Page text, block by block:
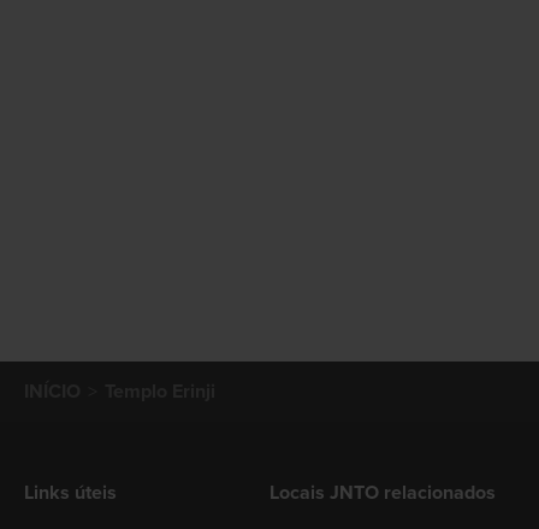
Links úteis Locais JNTO relacionados